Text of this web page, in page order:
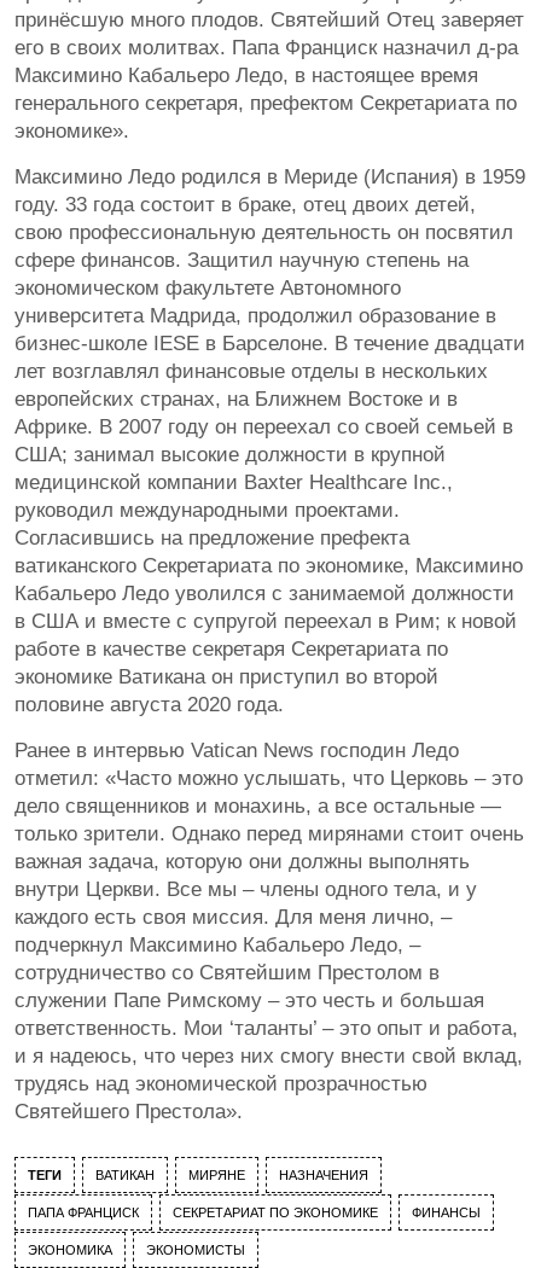
принёсшую много плодов. Святейший Отец заверяет
его в своих молитвах. Папа Франциск назначил д-ра
Максимино Кабальеро Ледо, в настоящее время
генерального секретаря, префектом Секретариата по
экономике».
Максимино Ледо родился в Мериде (Испания) в 1959
году. 33 года состоит в браке, отец двоих детей,
свою профессиональную деятельность он посвятил
сфере финансов. Защитил научную степень на
экономическом факультете Автономного
университета Мадрида, продолжил образование в
бизнес-школе IESE в Барселоне. В течение двадцати
лет возглавлял финансовые отделы в нескольких
европейских странах, на Ближнем Востоке и в
Африке. В 2007 году он переехал со своей семьей в
США; занимал высокие должности в крупной
медицинской компании Baxter Healthcare Inc.,
руководил международными проектами.
Согласившись на предложение префекта
ватиканского Секретариата по экономике, Максимино
Кабальеро Ледо уволился с занимаемой должности
в США и вместе с супругой переехал в Рим; к новой
работе в качестве секретаря Секретариата по
экономике Ватикана он приступил во второй
половине августа 2020 года.
Ранее в интервью Vatican News господин Ледо
отметил: «Часто можно услышать, что Церковь – это
дело священников и монахинь, а все остальные —
только зрители. Однако перед мирянами стоит очень
важная задача, которую они должны выполнять
внутри Церкви. Все мы – члены одного тела, и у
каждого есть своя миссия. Для меня лично, –
подчеркнул Максимино Кабальеро Ледо, –
сотрудничество со Святейшим Престолом в
служении Папе Римскому – это честь и большая
ответственность. Мои ‘таланты’ – это опыт и работа,
и я надеюсь, что через них смогу внести свой вклад,
трудясь над экономической прозрачностью
Святейшего Престола».
ТЕГИ ВАТИКАН МИРЯНЕ НАЗНАЧЕНИЯ
ПАПА ФРАНЦИСК СЕКРЕТАРИАТ ПО ЭКОНОМИКЕ ФИНАНСЫ
ЭКОНОМИКА ЭКОНОМИСТЫ